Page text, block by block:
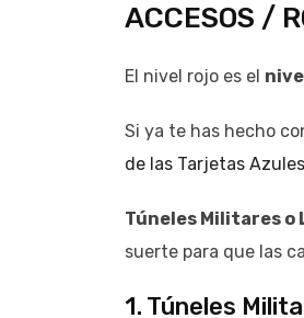
ACCESOS /
El nivel rojo es el
Si ya te has hecho
de las Tarjetas
Túneles Militares o
suerte para que las
1. Túneles